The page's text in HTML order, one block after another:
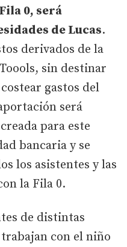
0, será
de Lucas.
derivados de la
sin destinar
gastos del
será
para este
bancaria y se
los asistentes y las
la Fila 0.
de distintas
con el niño